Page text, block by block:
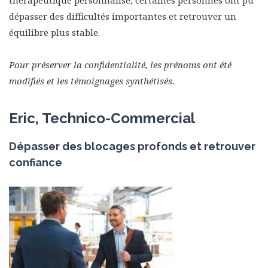
dépasser des difficultés importantes et retrouver un
équilibre plus stable.
Pour préserver la confidentialité, les prénoms ont été
modifiés et les témoignages synthétisés.
Eric, Technico-Commercial
Dépasser des blocages profonds et retrouver
confiance